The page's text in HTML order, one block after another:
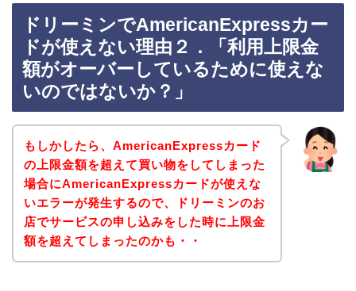
ドリーミンでAmericanExpressカー
ドが使えない理由２．「利用上限金
額がオーバーしているために使えな
いのではないか？」
もしかしたら、AmericanExpressカード
の上限金額を超えて買い物をしてしまった
場合にAmericanExpressカードが使えな
いエラーが発生するので、ドリーミンのお
店でサービスの申し込みをした時に上限金
額を超えてしまったのかも・・